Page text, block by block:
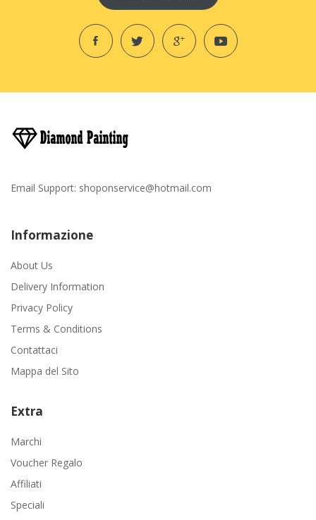
Email Support: shoponservice@hotmail.com
Informazione
About Us
Delivery Information
Privacy Policy
Terms & Conditions
Contattaci
Mappa del Sito
Extra
Marchi
Voucher Regalo
Affiliati
Speciali